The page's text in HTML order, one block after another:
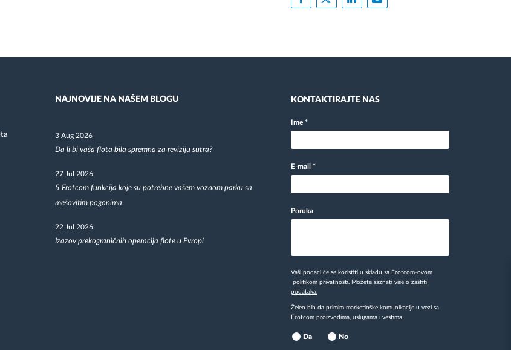
NAJNOVIJE NA NAŠEM BLOGU
3 Aug 2026
Da li bi vaša flota bila spremna za reviziju sutra?
27 Jul 2026
5 Frotcom funkcija koje su potrebne vašem voznom parku sa
mešovitim pogonima
22 Jul 2026
Izazov prekograničnih operacija flote u Evropi
KONTAKTIRAJTE NAS
Ime *
E-mail *
Poruka
Vaši podaci će se koristiti u skladu sa Frotcom-ovom
politikom privatnosti. Možete saznati više o zaštiti
podataka.
Želeo bih da primim marketinške komunikacije u vezi sa
Frotcom proizvodima, uslugama i vestima.
Da No